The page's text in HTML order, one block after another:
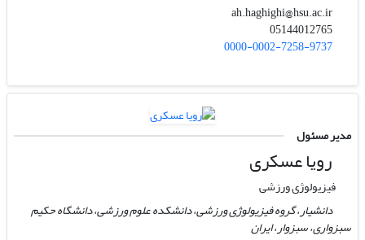
ah.haghighi@hsu.ac.ir
05144012765
0000-0002-7258-9737
مدیر مسئول
رویا عسکری
فیزیولوژی ورزشی
دانشیار، گروه فیزیولوژی ورزشی، دانشکده علوم ورزشی، دانشگاه حکیم
سبزواری، سبزوار، ایران